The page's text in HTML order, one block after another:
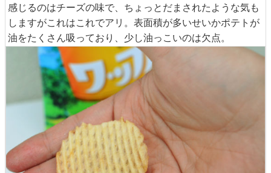
感じるのはチーズの味で、ちょっとだまされたような気も
しますがこれはこれでアリ。表面積が多いせいかポテトが
油をたくさん吸っており、少し油っこいのは欠点。